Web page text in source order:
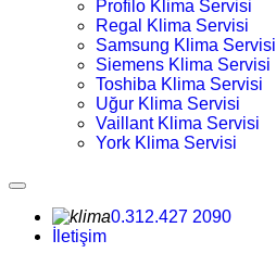
Profilo Klima Servisi
Regal Klima Servisi
Samsung Klima Servisi
Siemens Klima Servisi
Toshiba Klima Servisi
Uğur Klima Servisi
Vaillant Klima Servisi
York Klima Servisi
0.312.427 2090
İletişim